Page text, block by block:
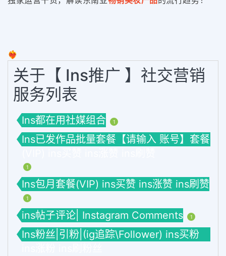
❤️‍🔥
关于【 Ins推广 】社交营销
服务列表
Ins都在用社媒组合 1
Ins已发作品批量套餐【请输入 账号】套餐
1
Ins包月套餐(VIP) ins买赞 ins涨赞 ins刷赞
1
ins帖子评论| Instagram Comments 1
Ins粉丝|引粉|(ig追踪\Follower) ins买粉